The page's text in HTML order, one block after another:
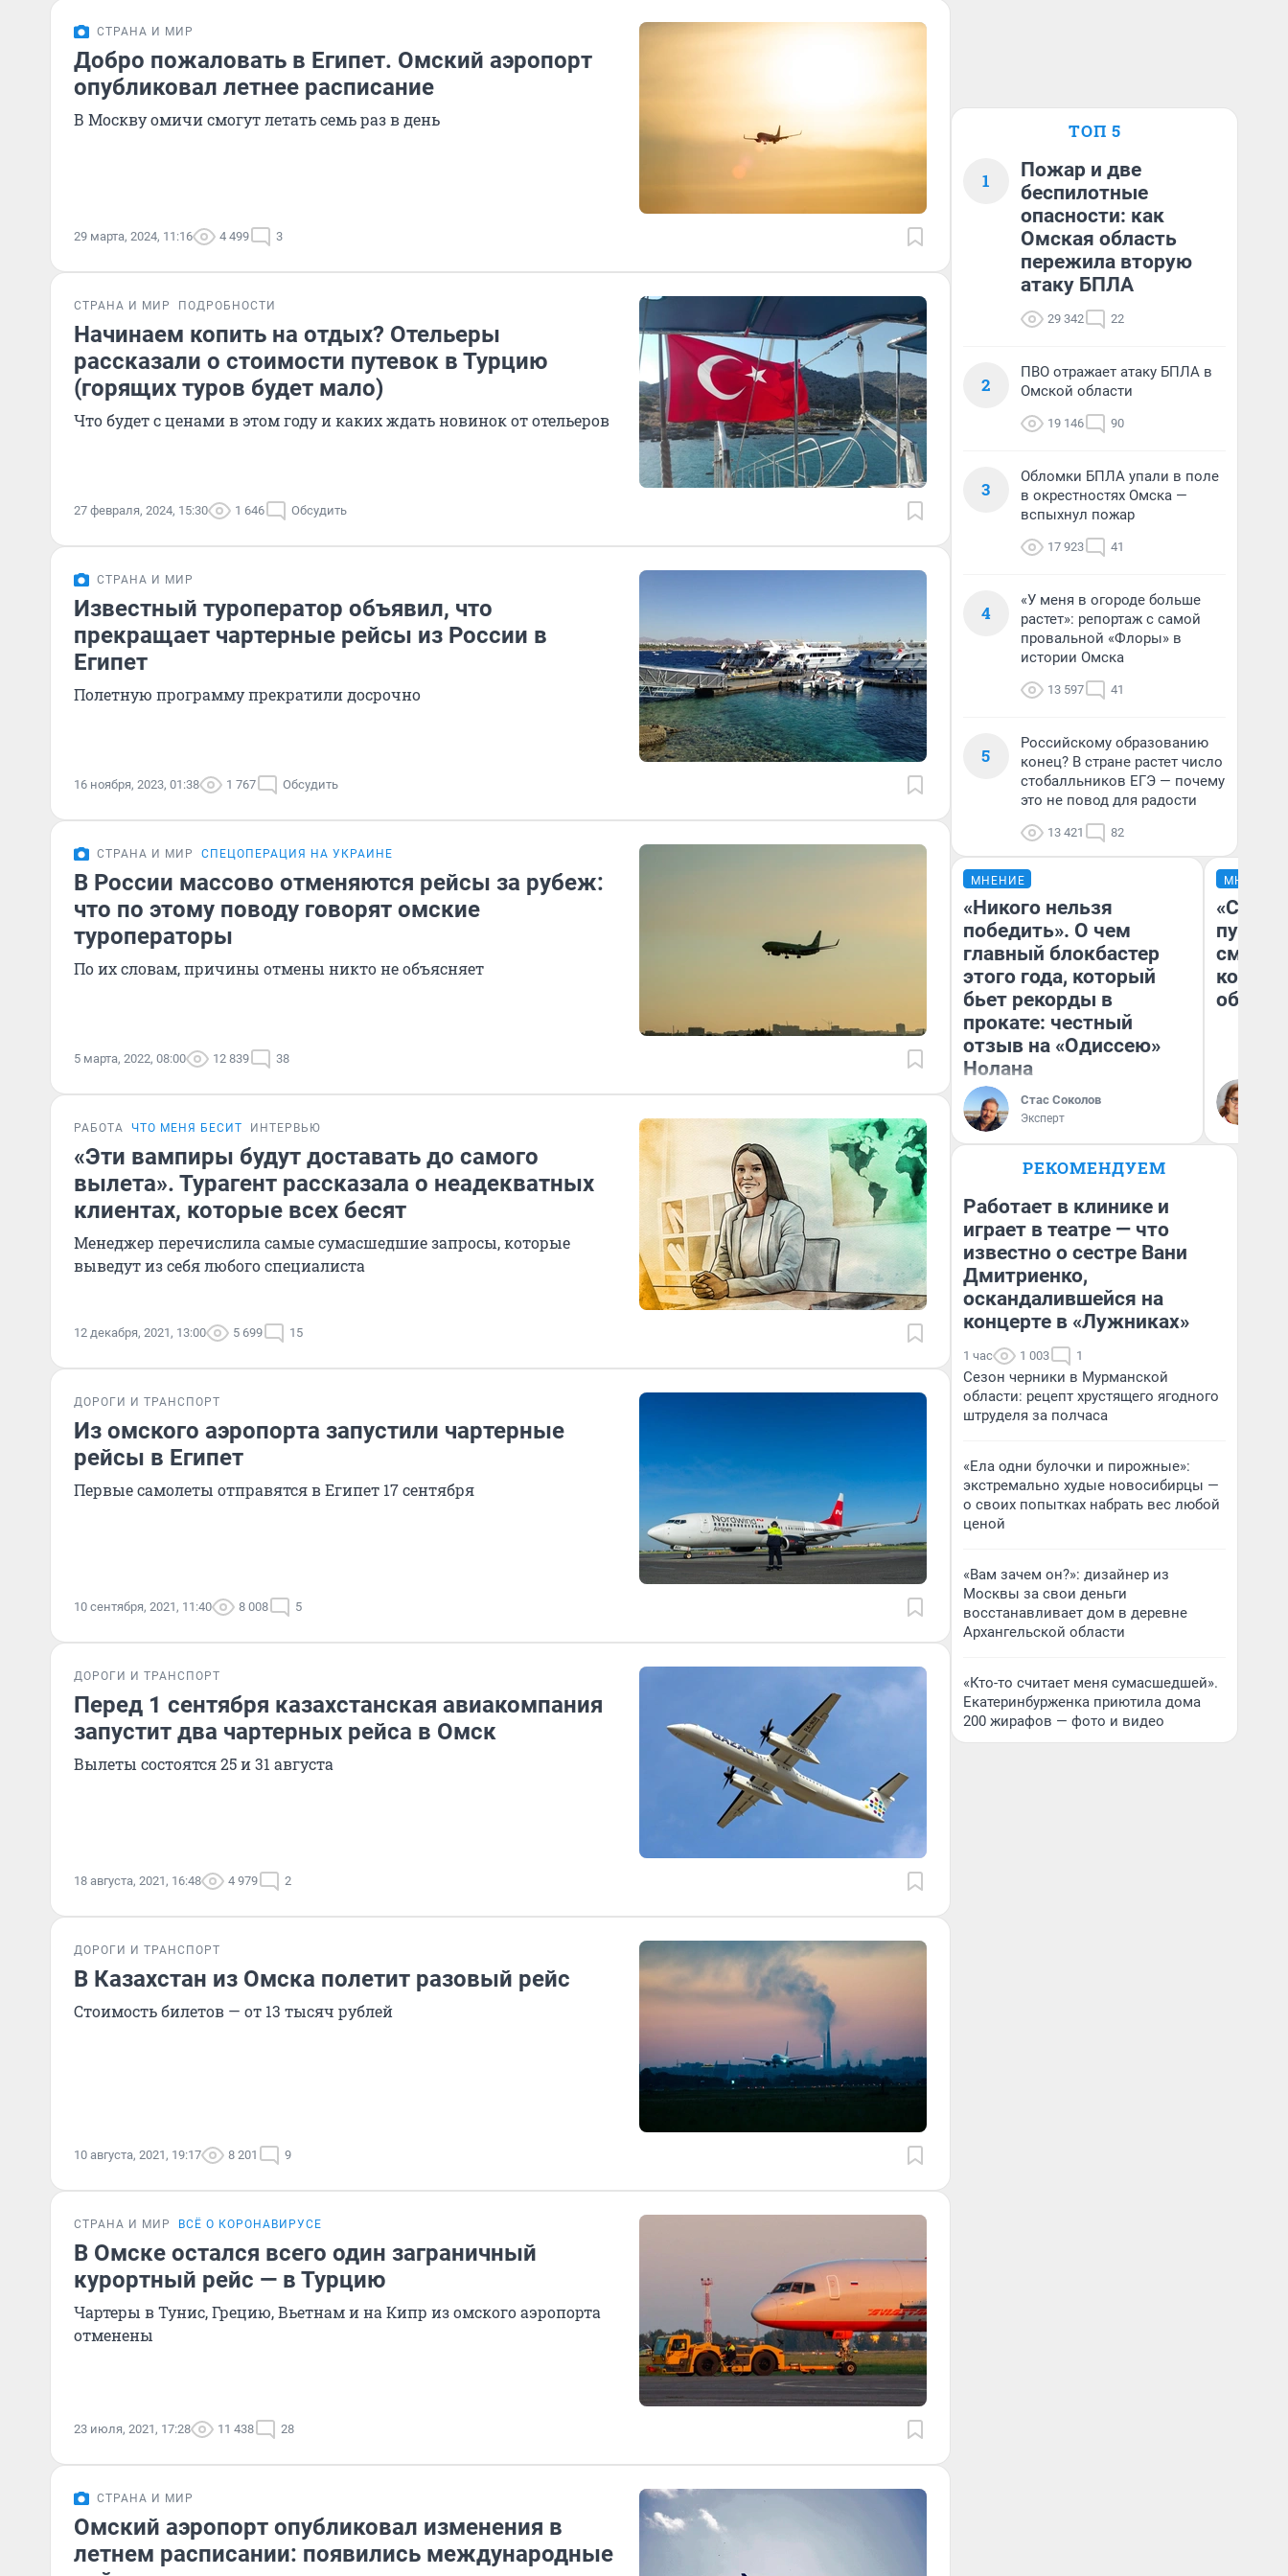
СТРАНА И МИР
Добро пожаловать в Египет. Омский аэропорт
опубликовал летнее расписание
В Москву омичи смогут летать семь раз в день
29 марта, 2024, 11:16 4 499 3
СТРАНА И МИР ПОДРОБНОСТИ
Начинаем копить на отдых? Отельеры
рассказали о стоимости путевок в Турцию
(горящих туров будет мало)
Что будет с ценами в этом году и каких ждать новинок от отельеров
27 февраля, 2024, 15:30 1 646 Обсудить
СТРАНА И МИР
Известный туроператор объявил, что
прекращает чартерные рейсы из России в
Египет
Полетную программу прекратили досрочно
16 ноября, 2023, 01:38 1 767 Обсудить
СТРАНА И МИР СПЕЦОПЕРАЦИЯ НА УКРАИНЕ
В России массово отменяются рейсы за рубеж:
что по этому поводу говорят омские
туроператоры
По их словам, причины отмены никто не объясняет
5 марта, 2022, 08:00 12 839 38
РАБОТА ЧТО МЕНЯ БЕСИТ ИНТЕРВЬЮ
«Эти вампиры будут доставать до самого
вылета». Турагент рассказала о неадекватных
клиентах, которые всех бесят
Менеджер перечислила самые сумасшедшие запросы, которые
выведут из себя любого специалиста
12 декабря, 2021, 13:00 5 699 15
ДОРОГИ И ТРАНСПОРТ
Из омского аэропорта запустили чартерные
рейсы в Египет
Первые самолеты отправятся в Египет 17 сентября
10 сентября, 2021, 11:40 8 008 5
ДОРОГИ И ТРАНСПОРТ
Перед 1 сентября казахстанская авиакомпания
запустит два чартерных рейса в Омск
Вылеты состоятся 25 и 31 августа
18 августа, 2021, 16:48 4 979 2
ДОРОГИ И ТРАНСПОРТ
В Казахстан из Омска полетит разовый рейс
Стоимость билетов — от 13 тысяч рублей
10 августа, 2021, 19:17 8 201 9
СТРАНА И МИР ВСЁ О КОРОНАВИРУСЕ
В Омске остался всего один заграничный
курортный рейс — в Турцию
Чартеры в Тунис, Грецию, Вьетнам и на Кипр из омского аэропорта
отменены
23 июля, 2021, 17:28 11 438 28
СТРАНА И МИР
Омский аэропорт опубликовал изменения в
летнем расписании: появились международные
ТОП 5
1
Пожар и две
беспилотные
опасности: как
Омская область
пережила вторую
атаку БПЛА
29 342 22
2
ПВО отражает атаку БПЛА в
Омской области
19 146 90
3
Обломки БПЛА упали в поле
в окрестностях Омска —
вспыхнул пожар
17 923 41
4
«У меня в огороде больше
растет»: репортаж с самой
провальной «Флоры» в
истории Омска
13 597 41
5
Российскому образованию
конец? В стране растет число
стобалльников ЕГЭ — почему
это не повод для радости
13 421 82
МНЕНИЕ
«Никого нельзя
победить». О чем
главный блокбастер
этого года, который
бьет рекорды в
прокате: честный
отзыв на «Одиссею»
Нолана
Стас Соколов
Эксперт
МНЕНИЕ
РЕКОМЕНДУЕМ
Работает в клинике и
играет в театре — что
известно о сестре Вани
Дмитриенко,
оскандалившейся на
концерте в «Лужниках»
1 час 1 003 1
Сезон черники в Мурманской
области: рецепт хрустящего ягодного
штруделя за полчаса
«Ела одни булочки и пирожные»:
экстремально худые новосибирцы —
о своих попытках набрать вес любой
ценой
«Вам зачем он?»: дизайнер из
Москвы за свои деньги
восстанавливает дом в деревне
Архангельской области
«Кто-то считает меня сумасшедшей».
Екатеринбурженка приютила дома
200 жирафов — фото и видео